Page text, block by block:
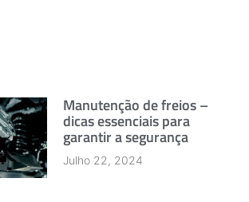
Manutenção de freios –
dicas essenciais para
garantir a segurança
Julho 22, 2024